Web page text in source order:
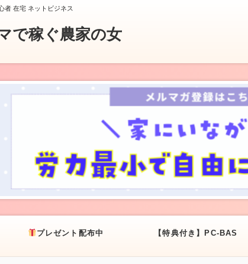
者 在宅 ネットビジネス
で稼ぐ農家の女
プレゼント配布中 【特典付き】PC-BAS